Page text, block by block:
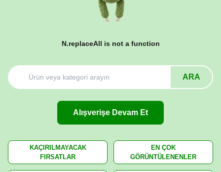
N.replaceAll is not a function
ARA
Alışverişe Devam Et
KAÇIRILMAYACAK
FIRSATLAR
EN ÇOK
GÖRÜNTÜLENENLER